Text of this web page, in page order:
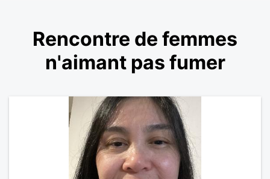
Rencontre de femmes
n'aimant pas fumer